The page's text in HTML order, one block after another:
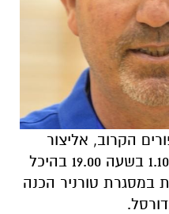
הקרוב, אליצור
יבנה תארח ביום ראשון, 1.10.17 בשעה 19.00 בהיכל
במסגרת טורניר הכנה